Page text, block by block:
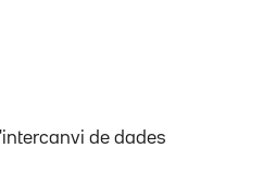
de dades